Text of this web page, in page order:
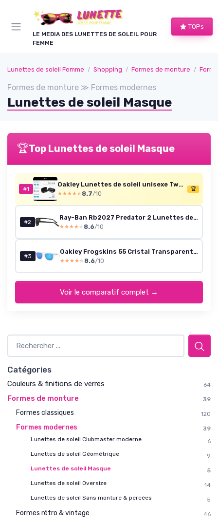
LE MEDIA DES LUNETTES DE SOLEIL POUR
FEMME
TOPs
Lunettes de soleil Femme Shopping Formes de monture
Formes de monture ≫ Formes modernes
Lunettes de soleil Masque
🏆Top Lunettes de soleil Masque
#1
Oakley Lunettes de soleil unisexe Two Face Bleu
★★★★★
★★★★★ 8.7/10
🏆
#2
Ray-Ban Rb2027 Predator 2 Lunettes de soleil Mixte 62 Noir (Negro Mate)
★★★★★
★★★★★ 8.6/10
#3
Oakley Frogskins 55 Cristal Transparent/Prizmsapphire
★★★★★
★★★★★ 8.6/10
Voir le comparatif complet →
Catégories
Couleurs & finitions de verres 64
Formes de monture 39
Formes classiques 120
Formes modernes
39
Lunettes de soleil Clubmaster moderne
6
Lunettes de soleil Géométrique
9
Lunettes de soleil Masque
5
Lunettes de soleil Oversize
14
Lunettes de soleil Sans monture & percées
5
Formes rétro & vintage 46